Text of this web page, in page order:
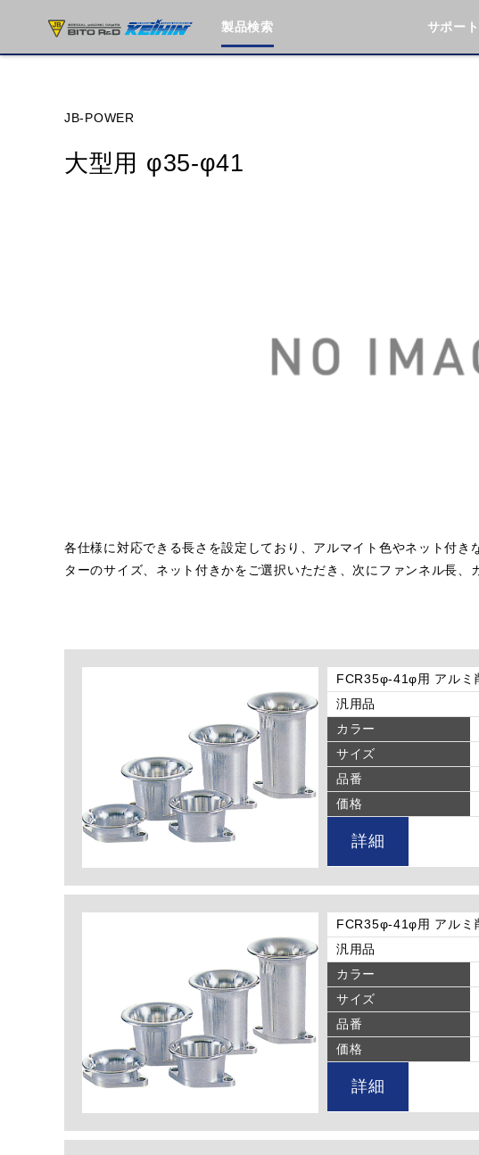
製品検索 サポート
JB-POWER
大型用 φ35-φ41
各仕様に対応できる長さを設定しており、アルマイト色やネット付き
ターのサイズ、ネット付きかをご選択いただき、次にファンネル長、
FCR35φ-41φ用 アルミ
汎用品
カラー
サイズ
品番
価格
詳細
FCR35φ-41φ用 アルミ
汎用品
カラー
サイズ
品番
価格
詳細